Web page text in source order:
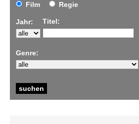
Film
Regie
Jahr: Titel:
Genre: